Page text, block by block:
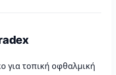
για τοπική οφθαλμική